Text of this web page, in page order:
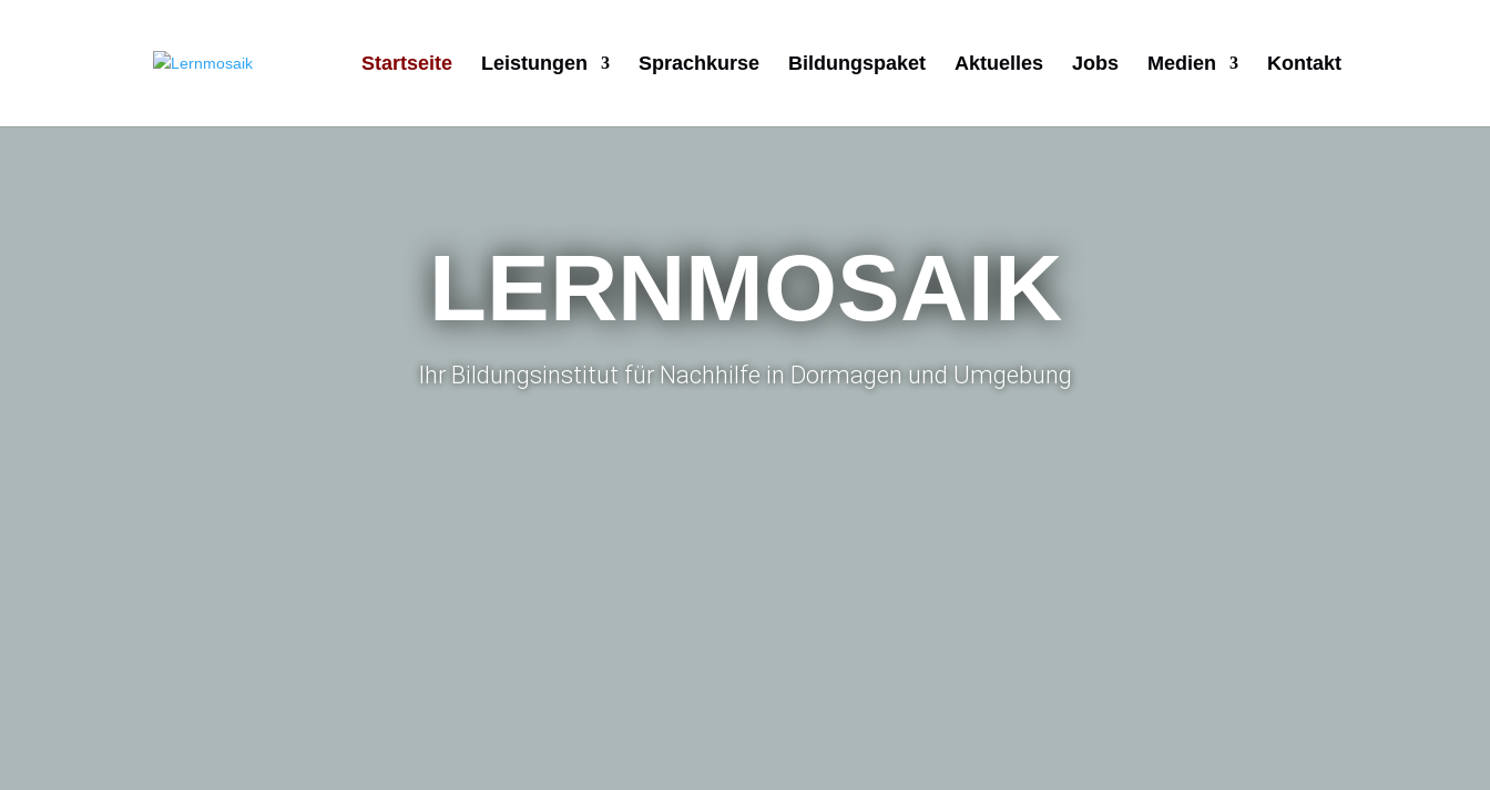
Startseite Leistungen Sprachkurse Bildungspaket Aktuelles Jobs Medien Kontakt
LERNMOSAIK
Ihr Bildungsinstitut für Nachhilfe in Dormagen und Umgebung